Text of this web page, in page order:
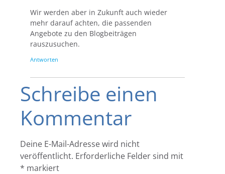
Wir werden aber in Zukunft auch wieder
mehr darauf achten, die passenden
Angebote zu den Blogbeiträgen
rauszusuchen.
Antworten
Schreibe einen
Kommentar
Deine E-Mail-Adresse wird nicht
veröffentlicht. Erforderliche Felder sind mit
* markiert